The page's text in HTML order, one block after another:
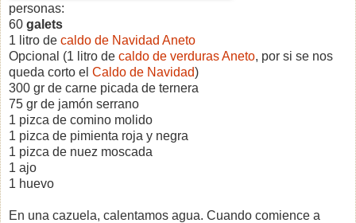
personas:
60 galets
1 litro de caldo de Navidad Aneto
Opcional (1 litro de caldo de verduras Aneto, por si se nos
queda corto el Caldo de Navidad)
300 gr de carne picada de ternera
75 gr de jamón serrano
1 pizca de comino molido
1 pizca de pimienta roja y negra
1 pizca de nuez moscada
1 ajo
1 huevo
En una cazuela, calentamos agua. Cuando comience a